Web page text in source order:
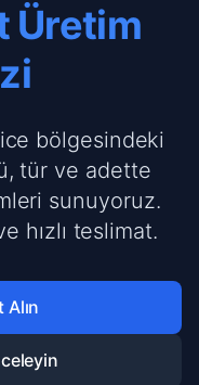
Üretim
bölgesindeki
tür ve adette
sunuyoruz.
hızlı teslimat.